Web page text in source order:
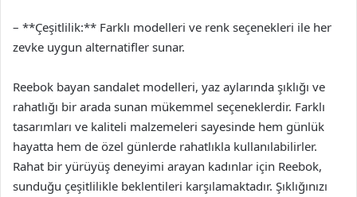
– **Çeşitlilik:** Farklı modelleri ve renk seçenekleri ile her
zevke uygun alternatifler sunar.
Reebok bayan sandalet modelleri, yaz aylarında şıklığı ve
rahatlığı bir arada sunan mükemmel seçeneklerdir. Farklı
tasarımları ve kaliteli malzemeleri sayesinde hem günlük
hayatta hem de özel günlerde rahatlıkla kullanılabilirler.
Rahat bir yürüyüş deneyimi arayan kadınlar için Reebok,
sunduğu çeşitlilikle beklentileri karşılamaktadır. Şıklığınızı